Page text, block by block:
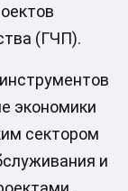
(ГЧП).
экономики
сектором
и